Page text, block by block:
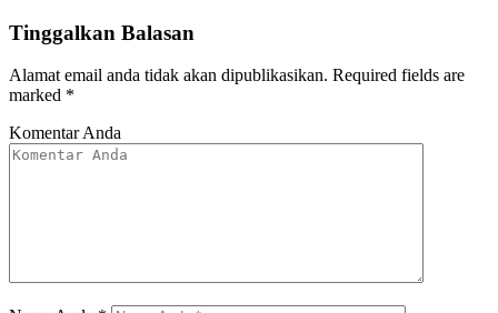
Tinggalkan Balasan
Alamat email anda tidak akan dipublikasikan. Required fields are
marked *
Komentar Anda